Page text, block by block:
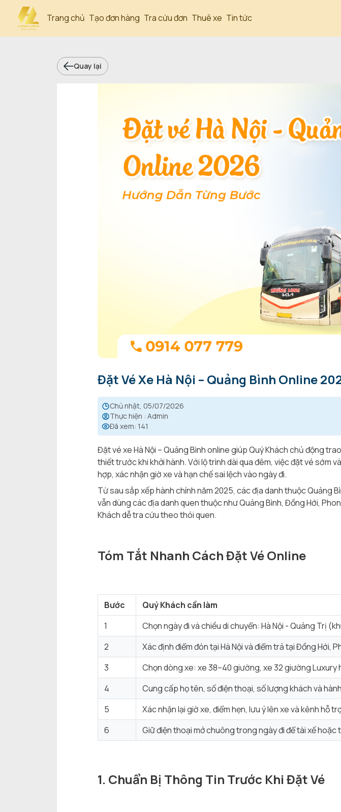
Trang chủ Tạo đơn hàng Tra cứu đơn Thuê xe Tin tức
Quay lại
Đặt Vé Xe Hà Nội – Quảng Bình Online
chủ nhật, 05/07/2026
Thực hiện : Admin
Đã xem: 141
Đặt vé xe Hà Nội – Quảng Bình online giúp Quý Khách chủ động
thiết trước khi khởi hành. Với lộ trình dài qua đêm, việc đặt vé sớm
hợp, xác nhận giờ xe và hạn chế sai lệch vào ngày đi.
Từ sau sắp xếp hành chính năm 2025, các địa danh thuộc Quảng
vẫn dùng các địa danh quen thuộc như Quảng Bình, Đồng Hới,
Khách dễ tra cứu theo thói quen.
Tóm Tắt Nhanh Cách Đặt Vé Online
Bước
Quý Khách cần làm
1
Chọn ngày đi và chiều di chuyển: Hà Nội - Quảng Trị
2
Xác định điểm đón tại Hà Nội và điểm trả tại Đồng Hới,
3
Chọn dòng xe: xe 38–40 giường, xe 32 giường Luxury
4
Cung cấp họ tên, số điện thoại, số lượng khách và
5
Xác nhận lại giờ xe, điểm hẹn, lưu ý lên xe và kênh hỗ
6
Giữ điện thoại mở chuông trong ngày đi để tài xế hoặc
1. Chuẩn Bị Thông Tin Trước Khi Đặt Vé